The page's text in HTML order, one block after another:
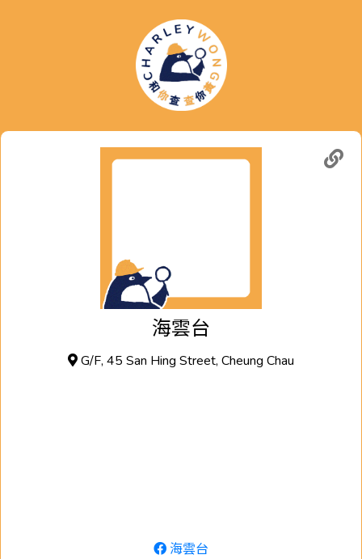
海雲台
G/F, 45 San Hing Street, Cheung Chau
海雲台